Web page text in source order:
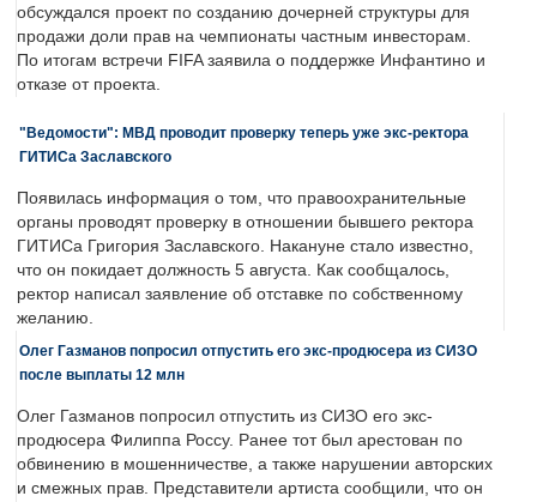
обсуждался проект по созданию дочерней структуры для
продажи доли прав на чемпионаты частным инвесторам.
По итогам встречи FIFA заявила о поддержке Инфантино и
отказе от проекта.
"Ведомости": МВД проводит проверку теперь уже экс-ректора
ГИТИСа Заславского
Появилась информация о том, что правоохранительные
органы проводят проверку в отношении бывшего ректора
ГИТИСа Григория Заславского. Накануне стало известно,
что он покидает должность 5 августа. Как сообщалось,
ректор написал заявление об отставке по собственному
желанию.
Олег Газманов попросил отпустить его экс-продюсера из СИЗО
после выплаты 12 млн
Олег Газманов попросил отпустить из СИЗО его экс-
продюсера Филиппа Россу. Ранее тот был арестован по
обвинению в мошенничестве, а также нарушении авторских
и смежных прав. Представители артиста сообщили, что он